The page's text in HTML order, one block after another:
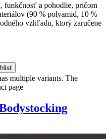
funkčnosť a pohodlie, pričom
(90 % polyamid, 10 %
vzhľadu, ktorý zaručene
multiple variants. The
page